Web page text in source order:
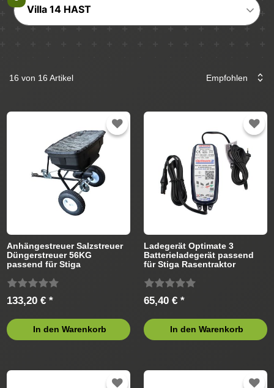
Villa 14 HAST
16 von 16 Artikel
Anhängestreuer Salzstreuer
Düngerstreuer 56KG
passend für Stiga
133,20 € *
In den Warenkorb
Ladegerät Optimate 3
Batterieladegerät passend
für Stiga Rasentraktor
65,40 € *
In den Warenkorb